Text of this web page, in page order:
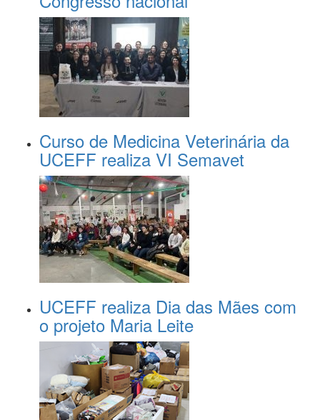
Curso de Medicina Veterinária da
UCEFF realiza VI Semavet
UCEFF realiza Dia das Mães com
o projeto Maria Leite